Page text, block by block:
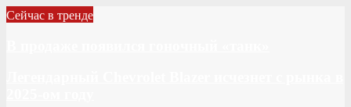
Сейчас в тренде